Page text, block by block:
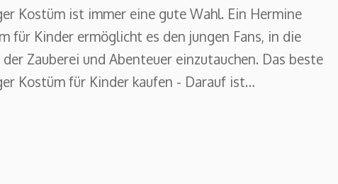
Kostüm ist immer eine gute Wahl. Ein Hermine
für Kinder ermöglicht es den jungen Fans, in die
Zauberei und Abenteuer einzutauchen. Das beste
Kostüm für Kinder kaufen - Darauf ist…